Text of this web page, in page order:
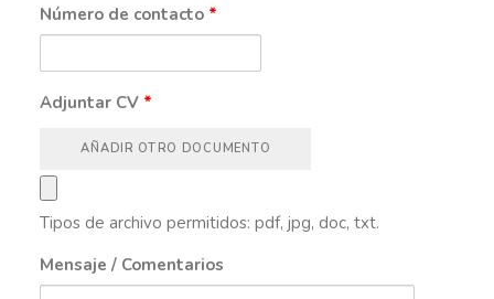
Número de contacto *
Adjuntar CV *
AÑADIR OTRO DOCUMENTO
Tipos de archivo permitidos: pdf, jpg, doc, txt.
Mensaje / Comentarios